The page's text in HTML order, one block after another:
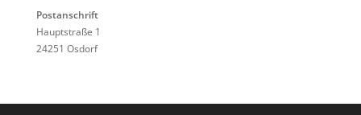
Postanschrift
Hauptstraße 1
24251 Osdorf